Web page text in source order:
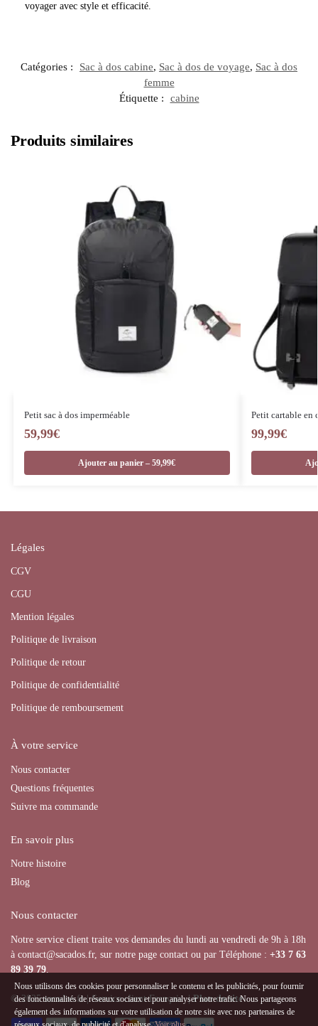
voyager avec style et efficacité.
Catégories : Sac à dos cabine, Sac à dos de voyage, Sac à dos
femme
Étiquette :
cabine
Produits similaires
Petit sac à dos imperméable
59,99€
Ajouter au panier – 59,99€
Petit cartable en
99,99€
Légales
CGV
CGU
Mention légales
Politique de livraison
Politique de retour
Politique de confidentialité
Politique de remboursement
À votre service
Nous contacter
Questions fréquentes
Suivre ma commande
En savoir plus
Notre histoire
Blog
Nous contacter
Notre service client traite vos demandes du lundi au vendredi de 9h à 18h
à contact@sacados.fr, sur notre page contact ou par Téléphone : +33 7 63
89 39 79
© 2025 sacados.fr | Service client Français |Plan de site
Nous utilisons des cookies pour personnaliser le contenu et les publicités, pour fournir
des fonctionnalités de réseaux sociaux et pour analyser notre trafic. Nous partageons
également des informations sur votre utilisation de notre site avec nos partenaires de